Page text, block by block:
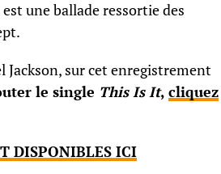
une ballade ressortie des
Jackson, sur cet enregistrement
le single This Is It, cliquez
DISPONIBLES ICI